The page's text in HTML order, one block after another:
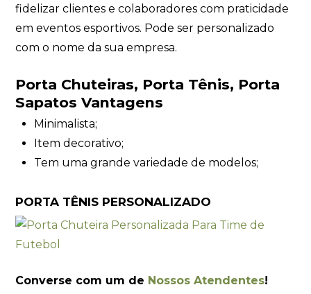
fidelizar clientes e colaboradores com praticidade
em eventos esportivos. Pode ser personalizado
com o nome da sua empresa.
Porta Chuteiras, Porta Tênis, Porta
Sapatos Vantagens
Minimalista;
Item decorativo;
Tem uma grande variedade de modelos;
PORTA TÊNIS PERSONALIZADO
Converse com um de Nossos Atendentes!